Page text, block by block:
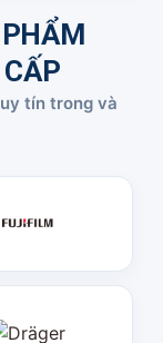
tín trong và